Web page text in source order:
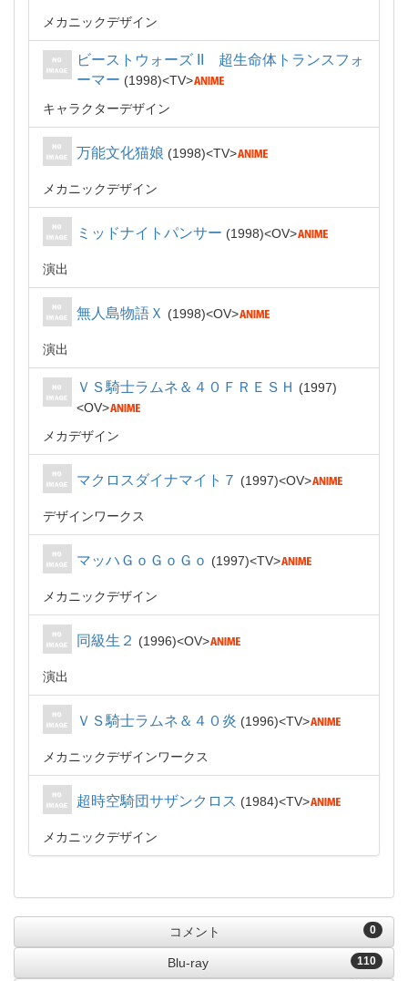
メカニックデザイン
ビーストウォーズ II 超生命体トランスフォ
ーマー
1998
TV
キャラクターデザイン
万能文化猫娘 1998 TV
メカニックデザイン
ミッドナイトパンサー 1998 OV
演出
無人島物語Ｘ 1998 OV
演出
ＶＳ騎士ラムネ＆４０ＦＲＥＳＨ
1997
OV
メカデザイン
マクロスダイナマイト７ 1997 OV
デザインワークス
マッハＧｏＧｏＧｏ 1997 TV
メカニックデザイン
同級生２ 1996 OV
演出
ＶＳ騎士ラムネ＆４０炎 1996 TV
メカニックデザインワークス
超時空騎団サザンクロス 1984 TV
メカニックデザイン
0
コメント
110
Blu-ray